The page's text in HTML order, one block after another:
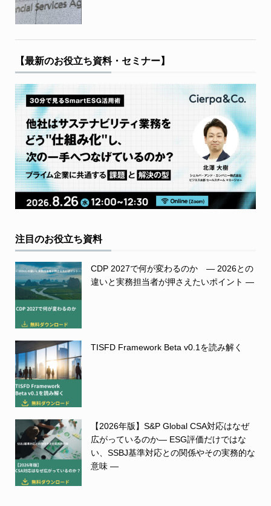
【最新のお役立ち資料・セミナー】
注目のお役立ち資料
CDP 2027で何が変わるのか ― 2026との
違いと実務担当者が押さえたいポイント ―
TISFD Framework Beta v0.1を読み解く
【2026年版】S&P Global CSA対応はなぜ
広がっているのか― ESG評価だけではな
い、SSBJ基準対応との関係やその実務的な
意味 ―